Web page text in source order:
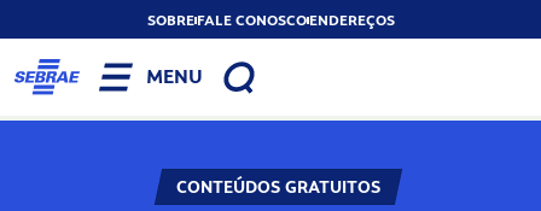
SOBREFALE CONOSCOENDEREÇOS
MENU
CONTEÚDOS GRATUITOS